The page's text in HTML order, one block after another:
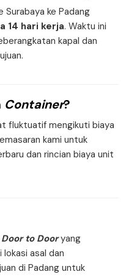
ke Padang
14 hari kerja. Waktu ini
kapal dan
Container?
fluktuatif mengikuti biaya
kami untuk
dan rincian biaya unit
Door to Dooryang
asal dan
di Padang untuk